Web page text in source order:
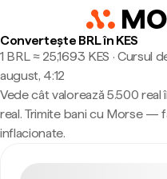
Convertește BRL în KES
1 BRL ≈ 25,1693 KES · Cursul
august, 4:12
Vede cât valorează 5.500 real
real. Trimite bani cu Morse —
inflacionate.